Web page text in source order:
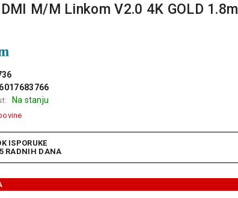
M/M Linkom V2.0 4K GOLD 1.8m
Na stanju
ISPORUKE
RADNIH DANA